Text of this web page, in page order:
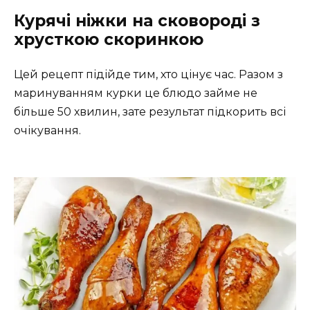
Курячі ніжки на сковороді з
хрусткою скоринкою
Цей рецепт підійде тим, хто цінує час. Разом з
маринуванням курки це блюдо займе не
більше 50 хвилин, зате результат підкорить всі
очікування.